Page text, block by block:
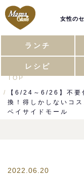
女性の
ランチ
レシピ
TOP
【6/24～6/26】不要
換！得しかしないコ
ベイサイドモール
2022.06.20